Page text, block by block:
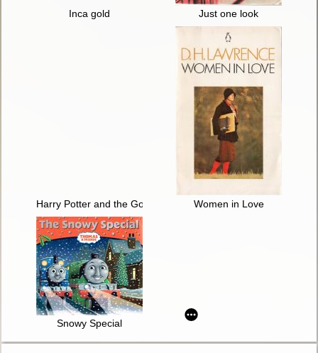
Inca gold Just one look
Harry Potter and the Goblet of Fire Women in Love
Snowy Special